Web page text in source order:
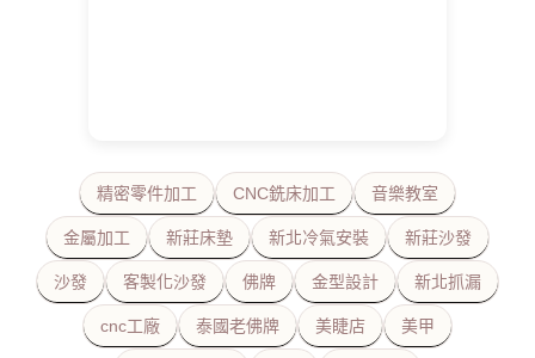
精密零件加工 CNC銑床加工 音樂教室
金屬加工 新莊床墊 新北冷氣安裝 新莊沙發
沙發 客製化沙發 佛牌 金型設計 新北抓漏
cnc工廠 泰國老佛牌 美睫店 美甲